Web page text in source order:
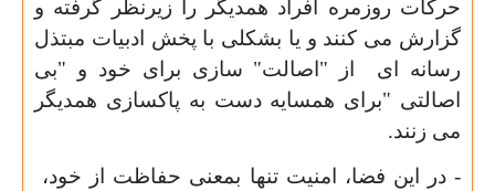
حرکات روزمره افراد همدیگر را زیرنظر گرفته و
گزارش می کنند و یا بشکلی با پخش ادبیات مبتذل
رسانه ای از "اصالت" سازی برای خود و "بی
اصالتی "برای همسایه دست به پاکسازی همدیگر
می زنند.
- در این فضا، امنیت تنها بمعنی حفاظت از خود،